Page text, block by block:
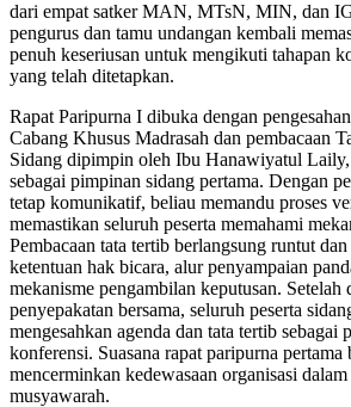
dari empat satker MAN, MTsN, MIN, dan
pengurus dan tamu undangan kembali
penuh keseriusan untuk mengikuti tahapan
yang telah ditetapkan.
Rapat Paripurna I dibuka dengan
Cabang Khusus Madrasah dan pembacaan
Sidang dipimpin oleh Ibu Hanawiyatul
sebagai pimpinan sidang pertama. Dengan
tetap komunikatif, beliau memandu proses
memastikan seluruh peserta memahami
Pembacaan tata tertib berlangsung runtut
ketentuan hak bicara, alur penyampaian
mekanisme pengambilan keputusan. Setelah
penyepakatan bersama, seluruh peserta
mengesahkan agenda dan tata tertib sebagai
konferensi. Suasana rapat paripurna pertama
mencerminkan kedewasaan organisasi
musyawarah.